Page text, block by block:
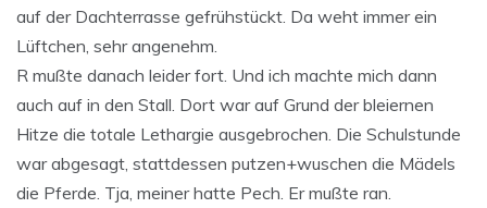
auf der Dachterrasse gefrühstückt. Da weht immer ein
Lüftchen, sehr angenehm.
R mußte danach leider fort. Und ich machte mich dann
auch auf in den Stall. Dort war auf Grund der bleiernen
Hitze die totale Lethargie ausgebrochen. Die Schulstunde
war abgesagt, stattdessen putzen+wuschen die Mädels
die Pferde. Tja, meiner hatte Pech. Er mußte ran.